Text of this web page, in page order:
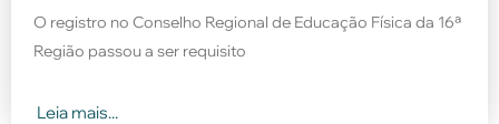
O registro no Conselho Regional de Educação Física da 16ª
Região passou a ser requisito
Leia mais...